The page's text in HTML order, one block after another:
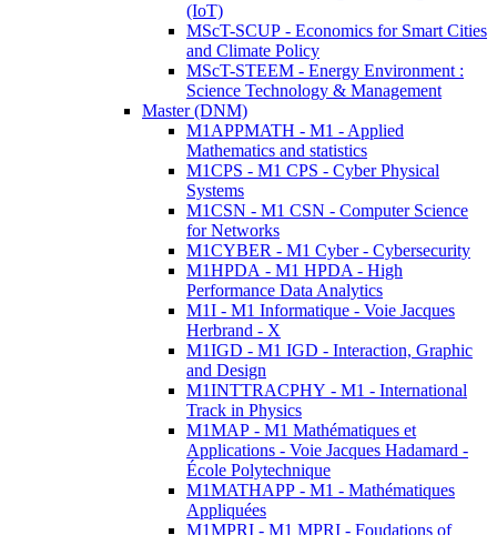
(IoT)
MScT-SCUP - Economics for Smart Cities
and Climate Policy
MScT-STEEM - Energy Environment :
Science Technology & Management
Master (DNM)
M1APPMATH - M1 - Applied
Mathematics and statistics
M1CPS - M1 CPS - Cyber Physical
Systems
M1CSN - M1 CSN - Computer Science
for Networks
M1CYBER - M1 Cyber - Cybersecurity
M1HPDA - M1 HPDA - High
Performance Data Analytics
M1I - M1 Informatique - Voie Jacques
Herbrand - X
M1IGD - M1 IGD - Interaction, Graphic
and Design
M1INTTRACPHY - M1 - International
Track in Physics
M1MAP - M1 Mathématiques et
Applications - Voie Jacques Hadamard -
École Polytechnique
M1MATHAPP - M1 - Mathématiques
Appliquées
M1MPRI - M1 MPRI - Foudations of